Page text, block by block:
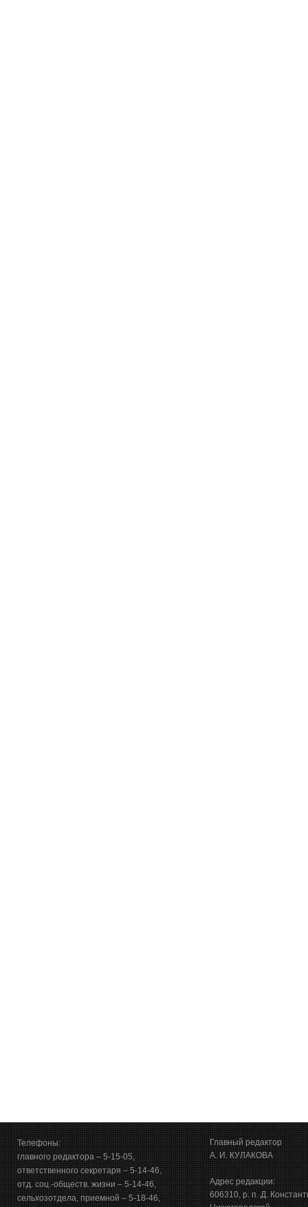
Телефоны:
главного редактора – 5-15-05,
ответственного секретаря – 5-14-46,
отд. соц.-обществ. жизни – 5-14-46,
сельхозотдела, приемной – 5-18-46,
Главный редактор
А. И. КУЛАКОВА
Адрес редакции:
606310, р. п. Д.